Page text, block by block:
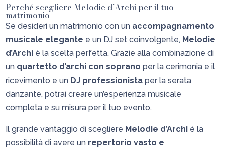
Perché scegliere Melodie d’Archi per il tuo
matrimonio
Se desideri un matrimonio con un accompagnamento
musicale elegante e un DJ set coinvolgente, Melodie
d’Archi è la scelta perfetta. Grazie alla combinazione di
un quartetto d’archi con soprano per la cerimonia e il
ricevimento e un DJ professionista per la serata
danzante, potrai creare un’esperienza musicale
completa e su misura per il tuo evento.
Il grande vantaggio di scegliere Melodie d’Archi è la
possibilità di avere un repertorio vasto e